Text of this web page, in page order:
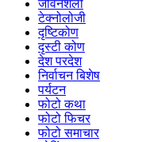
जीवनशैली
टेक्नोलोजी
दृष्टिकोण
दृस्टी कोण
देश परदेश
निर्वाचन बिशेष
पर्यटन
फोटो कथा
फोटो फिचर
फोटो समाचार